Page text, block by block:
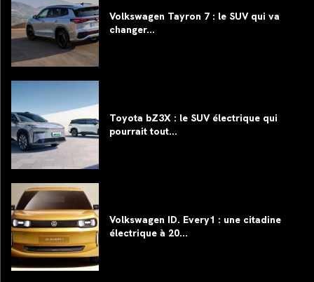
Volkswagen Tayron 7 : le SUV qui va
changer...
Toyota bZ3X : le SUV électrique qui
pourrait tout...
Volkswagen ID. Every1 : une citadine
électrique à 20...